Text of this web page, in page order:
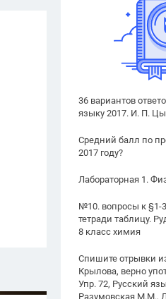
36 вариантов
языку 2017. И. П.
Средний балл по
2017 году?
Лабораторная 1.
№10. вопросы к §1-
тетради таблицу.
8 класс химия
Спишите отрывки
Крылова, верно
Упр. 72, Русский
Разумовская М.М.,